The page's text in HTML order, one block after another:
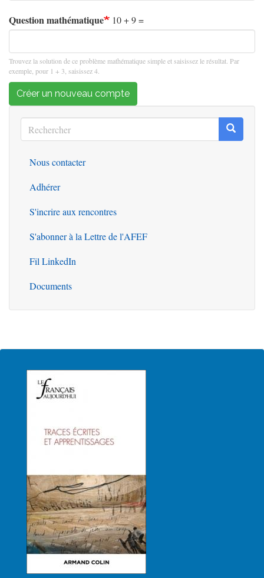
Question mathématique 10 + 9 =
Trouvez la solution de ce problème mathématique simple et saisissez le résultat. Par
exemple, pour 1 + 3, saisissez 4.
Créer un nouveau compte
Rechercher
Rechercher
Outils
Nous contacter
Adhérer
S'incrire aux rencontres
S'abonner à la Lettre de l'AFEF
Fil LinkedIn
Documents